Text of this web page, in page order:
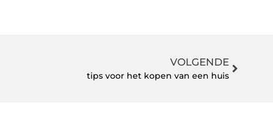
VOLGENDE
tips voor het kopen van een huis